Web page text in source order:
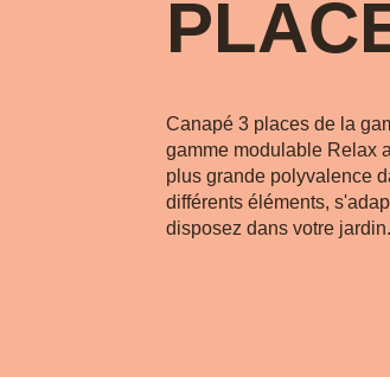
Canapé 3 places de la
gamme modulable Relax
plus grande polyvalence
différents éléments,
disposez dans votre jardin.